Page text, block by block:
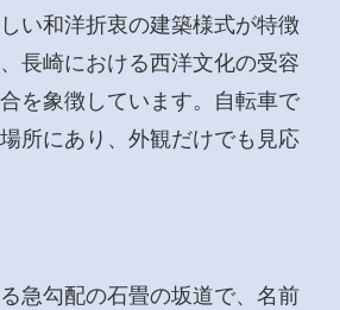
い和洋折衷の建築様式が特徴
長崎における西洋文化の受容
を象徴しています。自転車で
所にあり、外観だけでも見応
急勾配の石畳の坂道で、名前